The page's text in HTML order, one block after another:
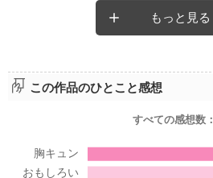
もっと見る
この作品のひとこと感想
すべての感想数：